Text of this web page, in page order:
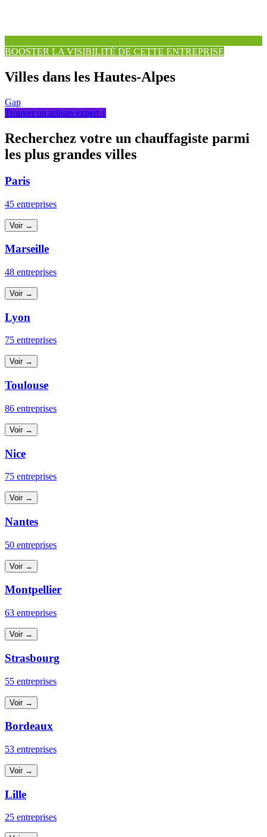
BOOSTER LA VISIBILITÉ DE CETTE ENTREPRISE
Villes dans les Hautes-Alpes
Gap
Trouver un artisan expert ↑
Recherchez votre un chauffagiste parmi
les plus grandes villes
Paris
45 entreprises
Voir →
Marseille
48 entreprises
Voir →
Lyon
75 entreprises
Voir →
Toulouse
86 entreprises
Voir →
Nice
75 entreprises
Voir →
Nantes
50 entreprises
Voir →
Montpellier
63 entreprises
Voir →
Strasbourg
55 entreprises
Voir →
Bordeaux
53 entreprises
Voir →
Lille
25 entreprises